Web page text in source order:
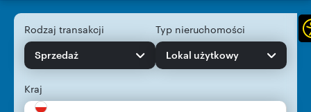
Rodzaj transakcji
Sprzedaż
Typ nieruchomości
Lokal użytkowy
Kraj